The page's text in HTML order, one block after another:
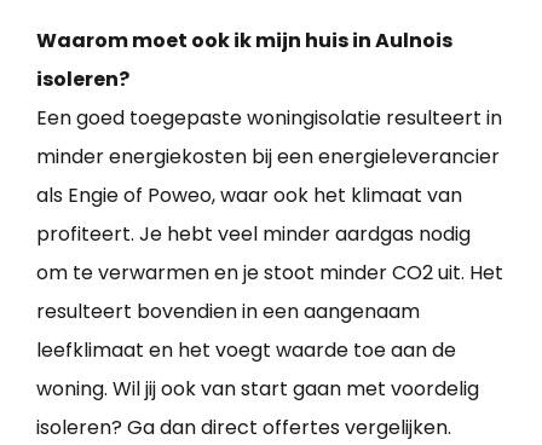
Waarom moet ook ik mijn huis in Aulnois
isoleren?
Een goed toegepaste woningisolatie resulteert in
minder energiekosten bij een energieleverancier
als Engie of Poweo, waar ook het klimaat van
profiteert. Je hebt veel minder aardgas nodig
om te verwarmen en je stoot minder CO2 uit. Het
resulteert bovendien in een aangenaam
leefklimaat en het voegt waarde toe aan de
woning. Wil jij ook van start gaan met voordelig
isoleren? Ga dan direct offertes vergelijken.